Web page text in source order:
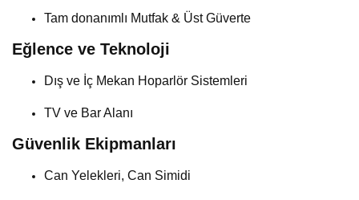
Tam donanımlı Mutfak & Üst Güverte
Eğlence ve Teknoloji
Dış ve İç Mekan Hoparlör Sistemleri
TV ve Bar Alanı
Güvenlik Ekipmanları
Can Yelekleri, Can Simidi